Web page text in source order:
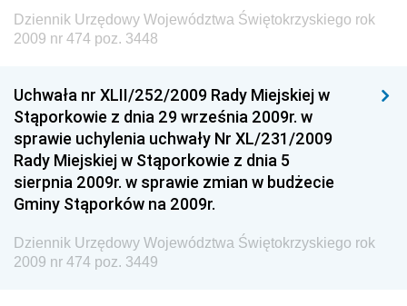
Dziennik Urzędowy Ministra Finansów, Inwestycji i
Rozwoju
Dziennik Urzędowy Ministra Sportu
Dziennik Urzędowy Ministra Funduszy i Polityki
Regionalnej
Dziennik Urzędowy Ministra Aktywów Państwowych
Dziennik Urzędowy Ministra Zdrowia
Dziennik Urzędowy Ministra Środowiska i Głównego
Inspektora Ochrony Środowiska
Dziennik Urzędowy Województwa Świętokrzyskiego rok
2009 nr 474 poz. 3448
Uchwała nr XLII/252/2009 Rady Miejskiej w
Stąporkowie z dnia 29 września 2009r. w
sprawie uchylenia uchwały Nr XL/231/2009
Rady Miejskiej w Stąporkowie z dnia 5
sierpnia 2009r. w sprawie zmian w budżecie
Gminy Stąporków na 2009r.
Dziennik Urzędowy Województwa Świętokrzyskiego rok
2009 nr 474 poz. 3449